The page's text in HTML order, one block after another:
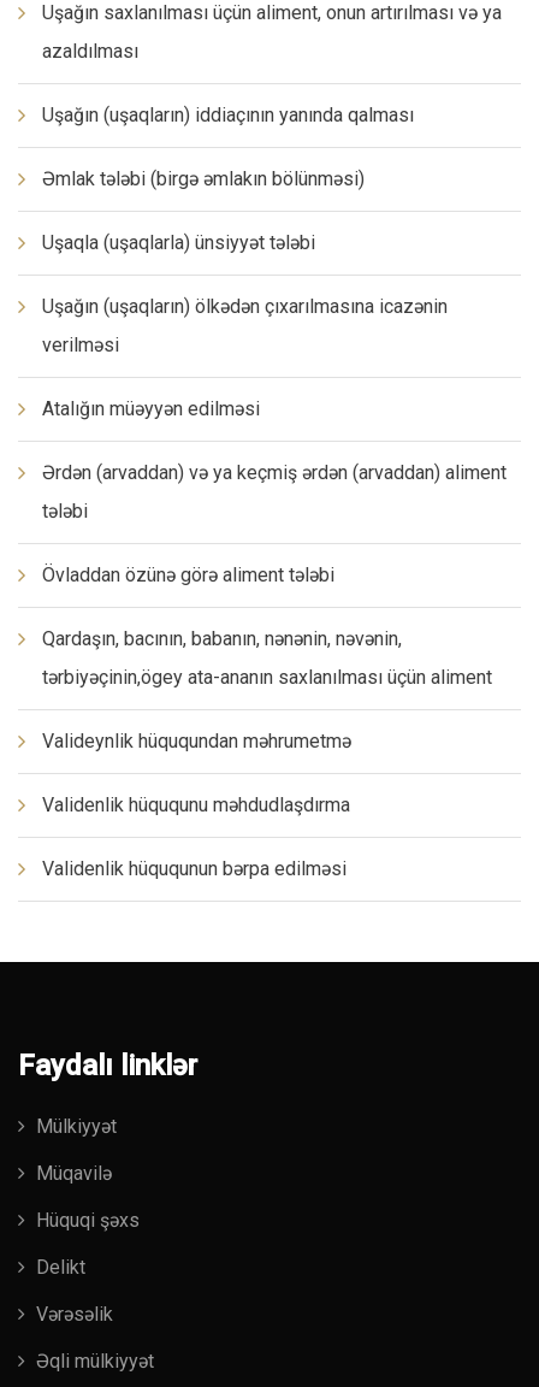
Uşağın saxlanılması üçün aliment, onun artırılması və ya
azaldılması
Uşağın (uşaqların) iddiaçının yanında qalması
Əmlak tələbi (birgə əmlakın bölünməsi)
Uşaqla (uşaqlarla) ünsiyyət tələbi
Uşağın (uşaqların) ölkədən çıxarılmasına icazənin
verilməsi
Atalığın müəyyən edilməsi
Ərdən (arvaddan) və ya keçmiş ərdən (arvaddan) aliment
tələbi
Övladdan özünə görə aliment tələbi
Qardaşın, bacının, babanın, nənənin, nəvənin,
tərbiyəçinin,ögey ata-ananın saxlanılması üçün aliment
Valideynlik hüququndan məhrumetmə
Validenlik hüququnu məhdudlaşdırma
Validenlik hüququnun bərpa edilməsi
Faydalı linklər
Mülkiyyət
Müqavilə
Hüquqi şəxs
Delikt
Vərəsəlik
Əqli mülkiyyət